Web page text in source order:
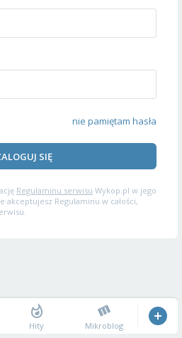
nie pamiętam hasła
SIĘ
Regulaminu serwisu Wykop.pl w jego
akceptujesz Regulaminu w całości,
Hity Mikroblog